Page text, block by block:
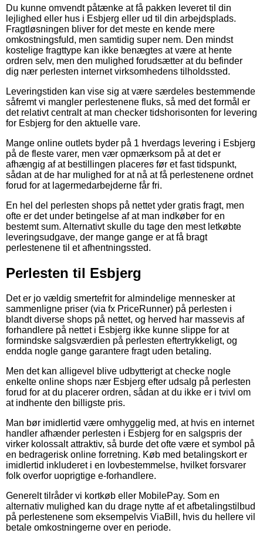
Du kunne omvendt påtænke at få pakken leveret til din
lejlighed eller hus i Esbjerg eller ud til din arbejdsplads.
Fragtløsningen bliver for det meste en kende mere
omkostningsfuld, men samtidig super nem. Den mindst
kostelige fragttype kan ikke benægtes at være at hente
ordren selv, men den mulighed forudsætter at du befinder
dig nær perlesten internet virksomhedens tilholdssted.
Leveringstiden kan vise sig at være særdeles bestemmende
såfremt vi mangler perlestenene fluks, så med det formål er
det relativt centralt at man checker tidshorisonten for levering
for Esbjerg for den aktuelle vare.
Mange online outlets byder på 1 hverdags levering i Esbjerg
på de fleste varer, men vær opmærksom på at det er
afhængig af at bestillingen placeres før et fast tidspunkt,
sådan at de har mulighed for at nå at få perlestenene ordnet
forud for at lagermedarbejderne får fri.
En hel del perlesten shops på nettet yder gratis fragt, men
ofte er det under betingelse af at man indkøber for en
bestemt sum. Alternativt skulle du tage den mest letkøbte
leveringsudgave, der mange gange er at få bragt
perlestenene til et afhentningssted.
Perlesten til Esbjerg
Det er jo vældig smertefrit for almindelige mennesker at
sammenligne priser (via fx PriceRunner) på perlesten i
blandt diverse shops på nettet, og herved har massevis af
forhandlere på nettet i Esbjerg ikke kunne slippe for at
formindske salgsværdien på perlesten eftertrykkeligt, og
endda nogle gange garantere fragt uden betaling.
Men det kan alligevel blive udbytterigt at checke nogle
enkelte online shops nær Esbjerg efter udsalg på perlesten
forud for at du placerer ordren, sådan at du ikke er i tvivl om
at indhente den billigste pris.
Man bør imidlertid være omhyggelig med, at hvis en internet
handler afhænder perlesten i Esbjerg for en salgspris der
virker kolossalt attraktiv, så burde det ofte være et symbol på
en bedragerisk online forretning. Køb med betalingskort er
imidlertid inkluderet i en lovbestemmelse, hvilket forsvarer
folk overfor uoprigtige e-forhandlere.
Generelt tilråder vi kortkøb eller MobilePay. Som en
alternativ mulighed kan du drage nytte af et afbetalingstilbud
på perlestenene som eksempelvis ViaBill, hvis du hellere vil
betale omkostningerne over en periode.